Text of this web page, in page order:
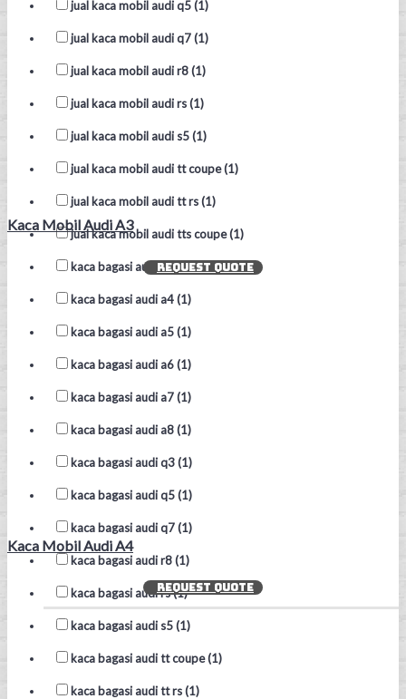
jual kaca mobil audi q5 (1)
jual kaca mobil audi q7 (1)
jual kaca mobil audi r8 (1)
jual kaca mobil audi rs (1)
jual kaca mobil audi s5 (1)
jual kaca mobil audi tt coupe (1)
jual kaca mobil audi tt rs (1)
jual kaca mobil audi tts coupe (1)
kaca bagasi audi a3 kaca (1)
kaca bagasi audi a4 (1)
kaca bagasi audi a5 (1)
kaca bagasi audi a6 (1)
kaca bagasi audi a7 (1)
kaca bagasi audi a8 (1)
kaca bagasi audi q3 (1)
kaca bagasi audi q5 (1)
kaca bagasi audi q7 (1)
kaca bagasi audi r8 (1)
kaca bagasi audi rs (1)
kaca bagasi audi s5 (1)
kaca bagasi audi tt coupe (1)
kaca bagasi audi tt rs (1)
Kaca Mobil Audi A3
REQUEST QUOTE
Kaca Mobil Audi A4
REQUEST QUOTE